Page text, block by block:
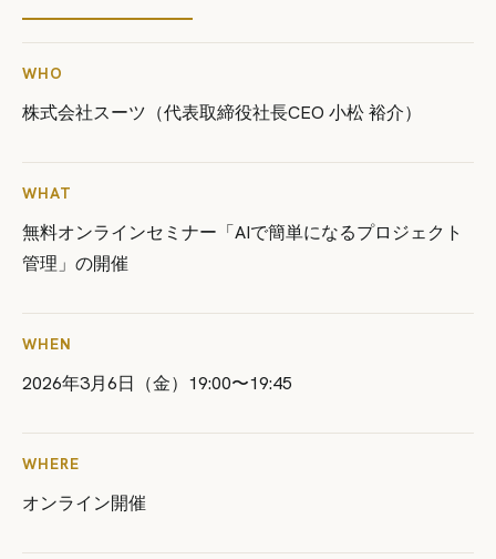
WHO
株式会社スーツ（代表取締役社長CEO 小松 裕介）
WHAT
無料オンラインセミナー「AIで簡単になるプロジェクト
管理」の開催
WHEN
2026年3月6日（金）19:00〜19:45
WHERE
オンライン開催